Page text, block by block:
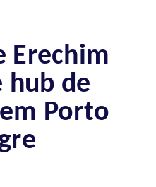
Erechim
hub de
Porto